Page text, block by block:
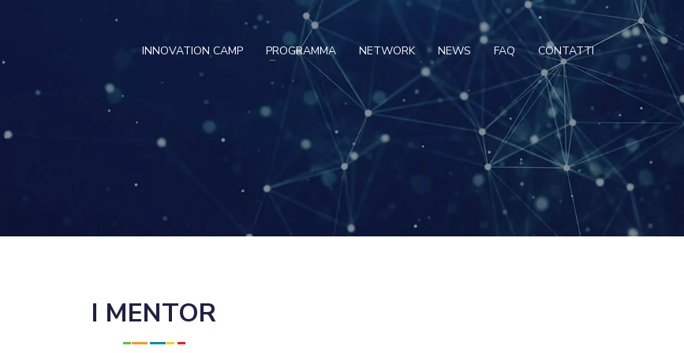
INNOVATION CAMP PROGRAMMA NETWORK NEWS FAQ CONTATTI
I MENTOR